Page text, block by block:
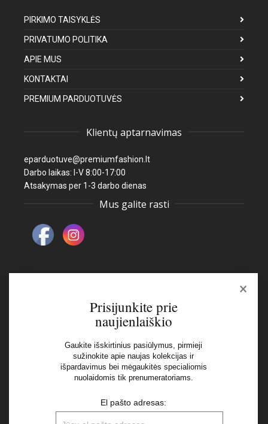
PIRKIMO TAISYKLĖS
PRIVATUMO POLITIKA
APIE MUS
KONTAKTAI
PREMIUM PARDUOTUVĖS
Klientų aptarnavimas
eparduotuve@premiumfashion.lt
Darbo laikas: I-V 8:00-17:00
Atsakymas per 1-3 darbo dienas
Mus galite rasti
Naujienlaiškis
Aš perskaičiau ir sutinku su Privatumo Politikos
×
Prisijunkite prie
naujienlaiškio
Gaukite išskirtinius pasiūlymus, pirmieji
sužinokite apie naujas kolekcijas ir
išpardavimus bei mėgaukitės specialiomis
nuolaidomis tik prenumeratoriams.
El pašto adresas: